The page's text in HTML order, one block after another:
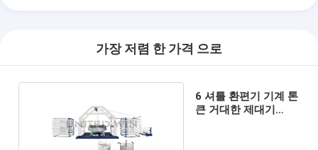
가장 저렴 한 가격 으로
6 셔틀 환편기 기계 톤
큰 거대한 제대기